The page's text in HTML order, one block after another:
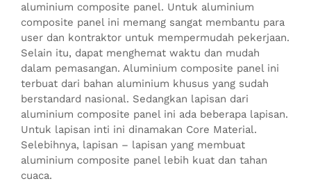
aluminium composite panel. Untuk aluminium
composite panel ini memang sangat membantu para
user dan kontraktor untuk mempermudah pekerjaan.
Selain itu, dapat menghemat waktu dan mudah
dalam pemasangan. Aluminium composite panel ini
terbuat dari bahan aluminium khusus yang sudah
berstandard nasional. Sedangkan lapisan dari
aluminium composite panel ini ada beberapa lapisan.
Untuk lapisan inti ini dinamakan Core Material.
Selebihnya, lapisan – lapisan yang membuat
aluminium composite panel lebih kuat dan tahan
cuaca.